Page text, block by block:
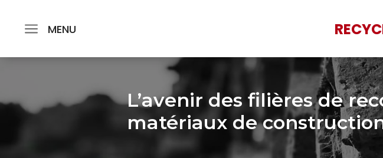
MENU
L’avenir des filières de
matériaux de